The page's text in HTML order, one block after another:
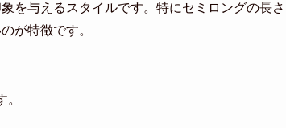
を与えるスタイルです。特にセミロングの長さ
が特徴です。